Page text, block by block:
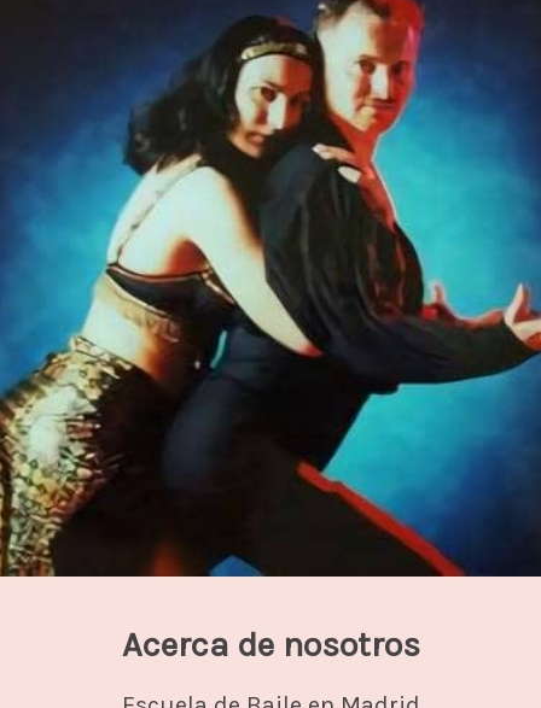
Acerca de nosotros